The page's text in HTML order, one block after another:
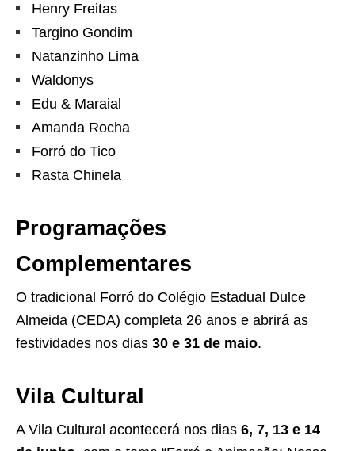
Henry Freitas
Targino Gondim
Natanzinho Lima
Waldonys
Edu & Maraial
Amanda Rocha
Forró do Tico
Rasta Chinela
Programações
Complementares
O tradicional Forró do Colégio Estadual Dulce
Almeida (CEDA) completa 26 anos e abrirá as
festividades nos dias 30 e 31 de maio.
Vila Cultural
A Vila Cultural acontecerá nos dias 6, 7, 13 e 14